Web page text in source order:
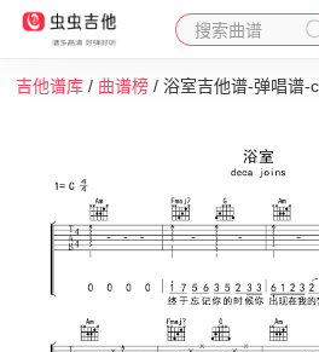
搜索曲谱
吉他谱库 / 曲谱榜 / 浴室吉他谱-弹唱谱-